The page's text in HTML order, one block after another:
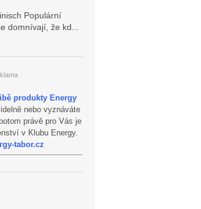
Populární
domnívají, že kd...
produkty Energy
nebo vyznáváte
právě pro Vás je
v Klubu Energy.
tabor.cz